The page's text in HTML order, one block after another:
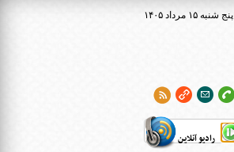
۱۴۰۵ پنج شنبه ۱۵ مرداد
رادیو آنلاین